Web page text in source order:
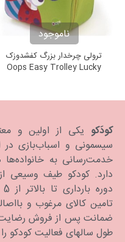
ناموجود
ترولی چرخدار بزرگ کفشدوزک
Oops Easy Trolley Lucky
کودَکو یکی از اولین و
خدمت‌رسانی به خانواده‌ها
دارد. كودكو طیف وسیعی
تامین کالای مرغوب و
ضمانت پس از فروش رضایت
طول سالهای فعالیت کودکو